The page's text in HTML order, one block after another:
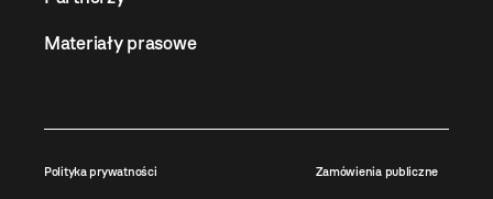
Materiały prasowe
Polityka prywatności Zamówienia publiczne